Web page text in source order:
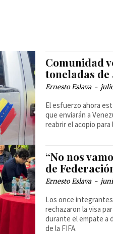
Comunidad
toneladas
Ernesto Eslava -
El esfuerzo ahora
que enviarán a
reabrir el acopio
“No nos
de
Ernesto Eslava -
Los once
rechazaron la visa
durante el empate a
de la FIFA.